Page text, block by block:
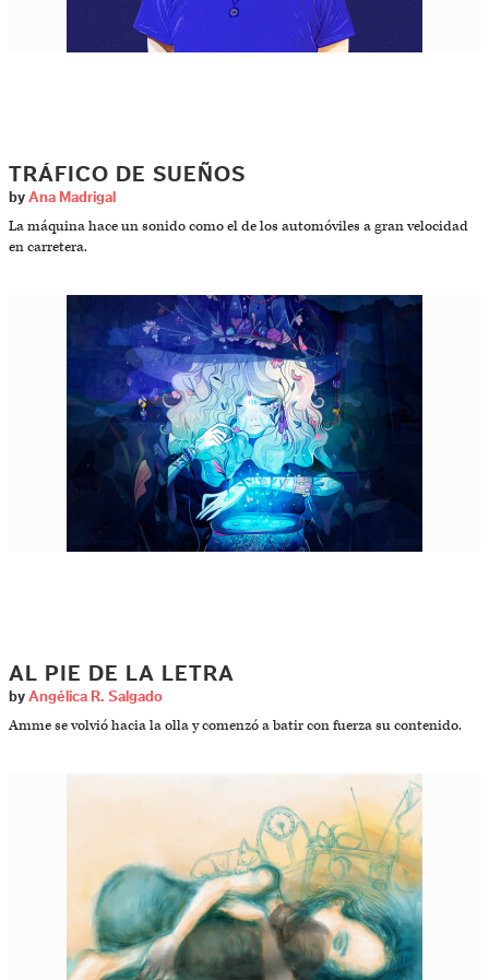
TRÁFICO DE SUEÑOS
by Ana Madrigal
La máquina hace un sonido como el de los automóviles a gran velocidad
en carretera.
AL PIE DE LA LETRA
by Angélica R. Salgado
Amme se volvió hacia la olla y comenzó a batir con fuerza su contenido.